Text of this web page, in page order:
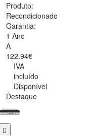
Produto:
Recondicionado
Garantia:
1 Ano
A
122.94€
IVA
incluído
Disponível
Destaque